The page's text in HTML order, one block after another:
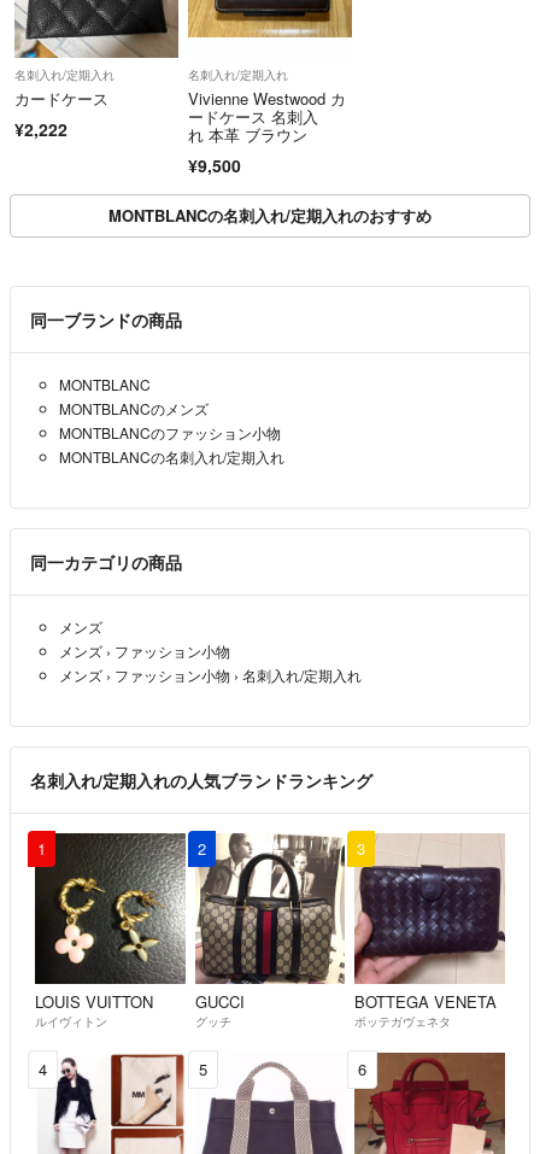
名刺入れ/定期入れ
カードケース
¥2,222
名刺入れ/定期入れ
Vivienne Westwood カ
ードケース 名刺入
れ 本革 ブラウン
¥9,500
MONTBLANCの名刺入れ/定期入れのおすすめ
同一ブランドの商品
MONTBLANC
MONTBLANCのメンズ
MONTBLANCのファッション小物
MONTBLANCの名刺入れ/定期入れ
同一カテゴリの商品
メンズ
メンズ › ファッション小物
メンズ › ファッション小物 › 名刺入れ/定期入れ
名刺入れ/定期入れの人気ブランドランキング
1
LOUIS VUITTON
ルイヴィトン
2
GUCCI
グッチ
3
BOTTEGA VENETA
ボッテガヴェネタ
4 5 6